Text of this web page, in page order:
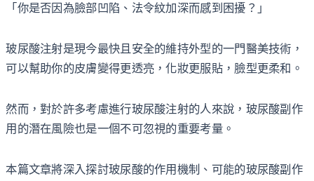
「你是否因為臉部凹陷、法令紋加深而感到困擾？」
玻尿酸注射是現今最快且安全的維持外型的一門醫美技術，
可以幫助你的皮膚變得更透亮，化妝更服貼，臉型更柔和。
然而，對於許多考慮進行玻尿酸注射的人來說，玻尿酸副作
用的潛在風險也是一個不可忽視的重要考量。
本篇文章將深入探討玻尿酸的作用機制、可能的玻尿酸副作